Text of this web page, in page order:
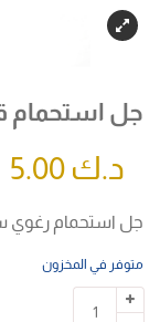
جل
د.ك
جل استحمام رغوي
متوفر في المخزون